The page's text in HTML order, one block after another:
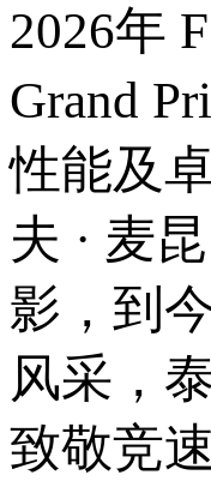
2026年
Grand
性能及
夫 · 麦
影，到
风采，
致敬竞